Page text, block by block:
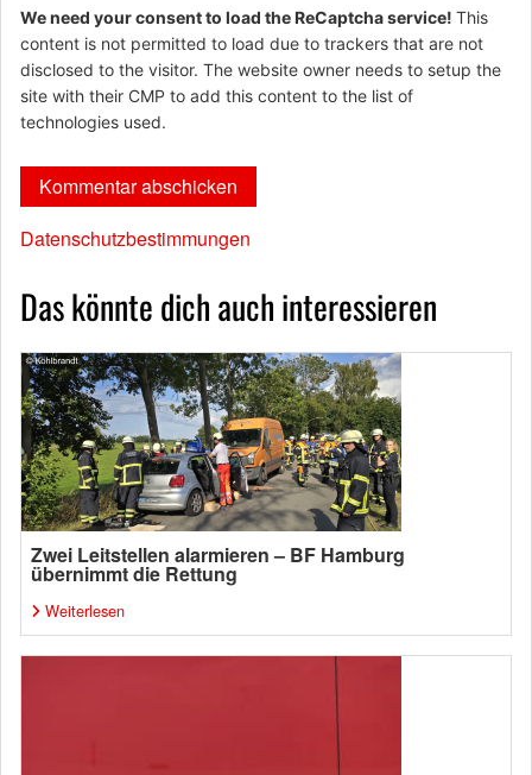
We need your consent to load the ReCaptcha service! This
content is not permitted to load due to trackers that are not
disclosed to the visitor. The website owner needs to setup the
site with their CMP to add this content to the list of
technologies used.
Datenschutzbestimmungen
Das könnte dich auch interessieren
Zwei Leitstellen alarmieren – BF Hamburg
übernimmt die Rettung
Weiterlesen